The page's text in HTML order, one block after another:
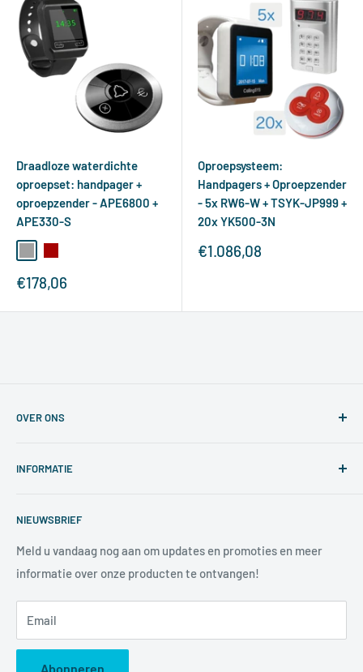
Draadloze waterdichte
oproepset: handpager +
oproepzender - APE6800 +
APE330-S
Verkoopprijs
€178,06
Oproepsysteem:
Handpagers + Oproepzender
- 5x RW6-W + TSYK-JP999 +
20x YK500-3N
Verkoopprijs
€1.086,08
OVER ONS
bedrijf verhogen door middel van innovatieve
producten die ondertussen in vele sectoren gebruikt
partijen efficiënt en tijdloos te laten verlopen.
INFORMATIE
Voorwaarden
Privacybeleid
Betaalmethodes
Retourneren
Imprint
NIEUWSBRIEF
Meld u vandaag nog aan om updates en promoties en meer
informatie over onze producten te ontvangen!
Email
Abonneren